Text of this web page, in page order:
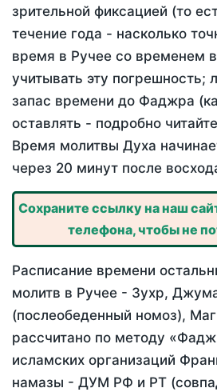
зрительной фиксацией (то
течение года - насколько
время в Ручее со временем
учитывать эту погрешность;
запас времени до Фаджра
оставлять - подробно читайте
Время молитвы Духа
через 20 минут после
Сохраните ссылку на наш
телефона, чтобы не
Расписание времени
молитв в Ручее - Зухр,
(послеобеденный номоз),
рассчитано по методу
исламских организаций
намазы - ДУМ РФ и РТ